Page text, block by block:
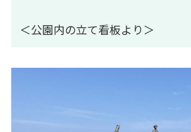
＜公園内の立て看板より＞